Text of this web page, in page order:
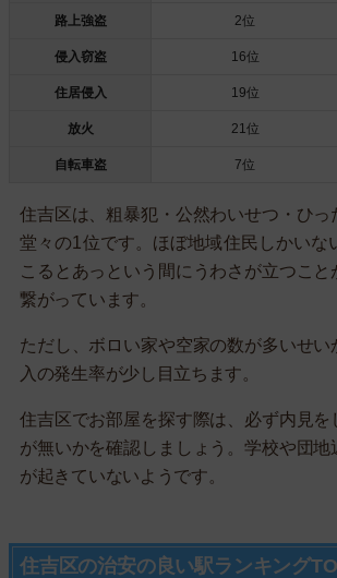
路上強盗 2位
侵入窃盗 16位
住居侵入 19位
放火 21位
自転車盗 7位
住吉区は、粗暴犯・公然わいせつ・ひっ
堂々の1位です。ほぼ地域住民しかいな
こるとあっという間にうわさが立つこと
繋がっています。
ただし、ボロい家や空家の数が多いせい
入の発生率が少し目立ちます。
住吉区でお部屋を探す際は、必ず内見を
が無いかを確認しましょう。学校や団
が起きていないようです。
住吉区の治安の良い駅ランキング